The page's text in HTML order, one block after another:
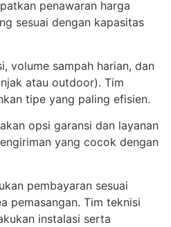
penawaran harga
sesuai dengan kapasitas
volume sampah harian, dan
atau outdoor). Tim
tipe yang paling efisien.
opsi garansi dan layanan
yang cocok dengan
pembayaran sesuai
pemasangan. Tim teknisi
instalasi serta